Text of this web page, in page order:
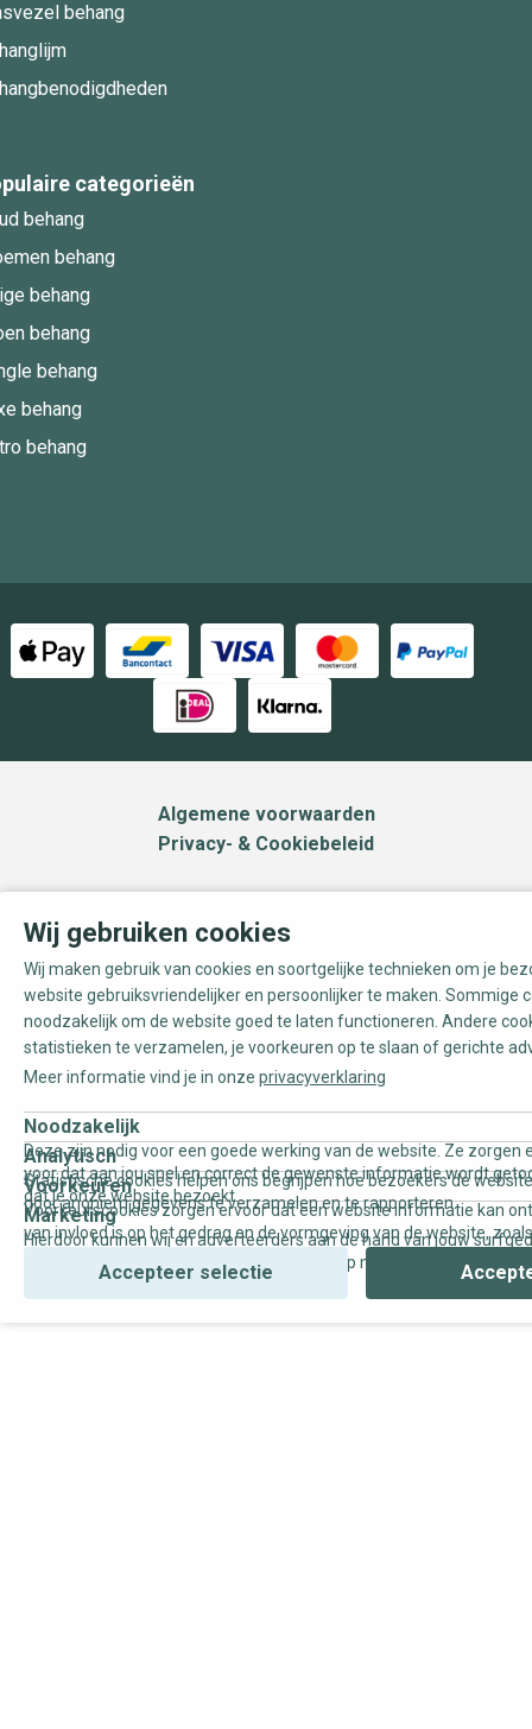
behang
categorieën
behang
behang
behang
behang
behang
behang
behang
Algemene voorwaarden
Privacy- & Cookiebeleid
Wij gebruiken cookies
Wij maken gebruik van cookies en soortgelijke technieken om je
website gebruiksvriendelijker en persoonlijker te maken. Sommige
noodzakelijk om de website goed te laten functioneren. Andere
statistieken te verzamelen, je voorkeuren op te slaan of gerichte
Meer informatie vind je in onze privacyverklaring
Noodzakelijk
Deze zijn nodig voor een goede werking van de website. Ze zorgen
voor dat aan jou snel en correct de gewenste informatie wordt
dat je onze website bezoekt.
Analytisch
Statistische cookies helpen ons begrijpen hoe bezoekers de
door anoniem gegevens te verzamelen en te rapporteren.
Voorkeuren
Voorkeurscookies zorgen ervoor dat een website informatie kan
van invloed is op het gedrag en de vormgeving van de website,
Marketing
Hierdoor kunnen wij en adverteerders aan de hand van jouw
gepersonaliseerde online advertenties en op maat gemaakte
Accepteer selectie